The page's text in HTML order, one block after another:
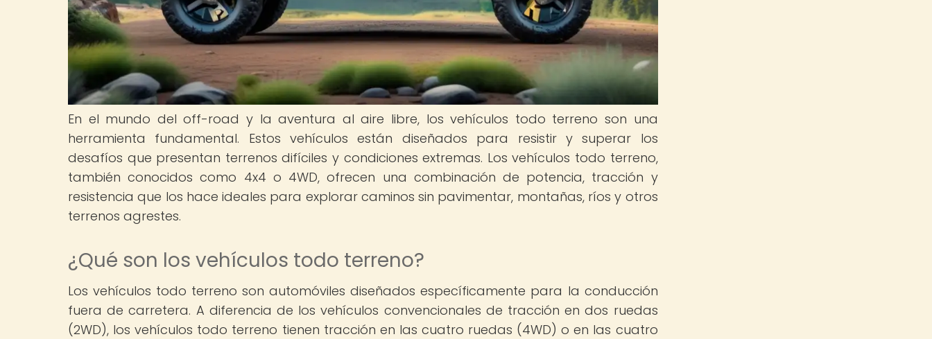
En el mundo del off-road y la aventura al aire libre, los vehículos todo terreno son una
herramienta fundamental. Estos vehículos están diseñados para resistir y superar los
desafíos que presentan terrenos difíciles y condiciones extremas. Los vehículos todo terreno,
también conocidos como 4x4 o 4WD, ofrecen una combinación de potencia, tracción y
resistencia que los hace ideales para explorar caminos sin pavimentar, montañas, ríos y otros
terrenos agrestes.
¿Qué son los vehículos todo terreno?
Los vehículos todo terreno son automóviles diseñados específicamente para la conducción
fuera de carretera. A diferencia de los vehículos convencionales de tracción en dos ruedas
(2WD), los vehículos todo terreno tienen tracción en las cuatro ruedas (4WD) o en las cuatro